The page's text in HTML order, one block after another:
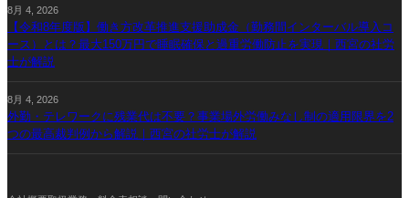
8月 4, 2026
【令和8年度版】働き方改革推進支援助成金（勤務間インターバル導入コ
ース）とは？最大150万円で睡眠確保と過重労働防止を実現｜西宮の社労
士が解説
8月 4, 2026
外勤・テレワークに残業代は不要？事業場外労働みなし制の適用限界を2
つの最高裁判例から解説｜西宮の社労士が解説